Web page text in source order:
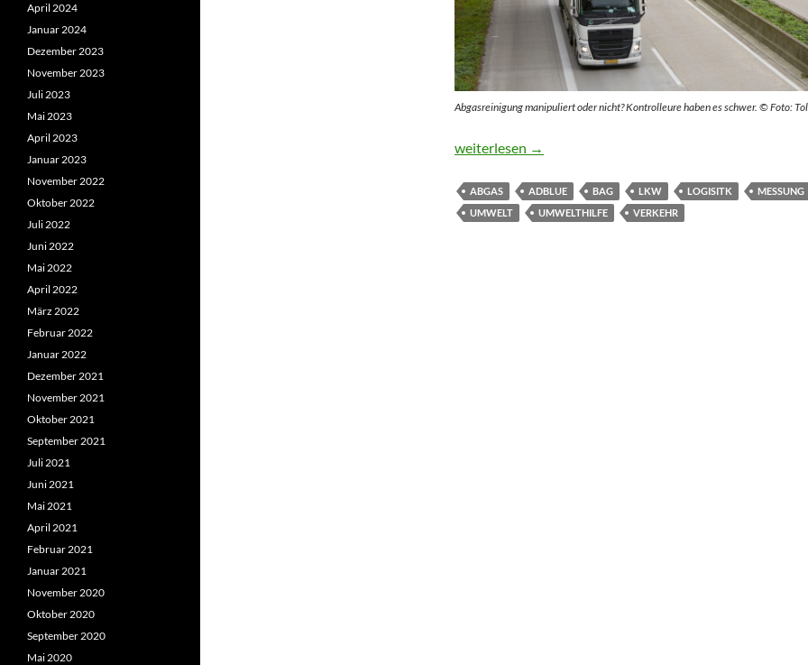
Abgasreinigung manipuliert oder nicht? Kontrolleure haben es schwer. © Foto:
Auch der modernste Diesel-Lkw kann die Umwelt
weiterlesen →
ABGAS ADBLUE BAG LKW LOGISITK
MESSUNG
UMWELT
UMWELTHILFE VERKEHR
April 2024
Januar 2024
Dezember 2023
November 2023
Juli 2023
Mai 2023
April 2023
Januar 2023
November 2022
Oktober 2022
Juli 2022
Juni 2022
Mai 2022
April 2022
März 2022
Februar 2022
Januar 2022
Dezember 2021
November 2021
Oktober 2021
September 2021
Juli 2021
Juni 2021
Mai 2021
April 2021
Februar 2021
Januar 2021
November 2020
Oktober 2020
September 2020
Mai 2020